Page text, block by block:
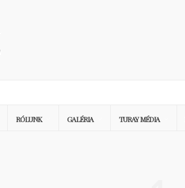
RÓLUNK GALÉRIA TURAY MÉDIA